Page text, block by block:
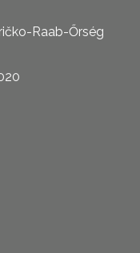
Raab-Őrség